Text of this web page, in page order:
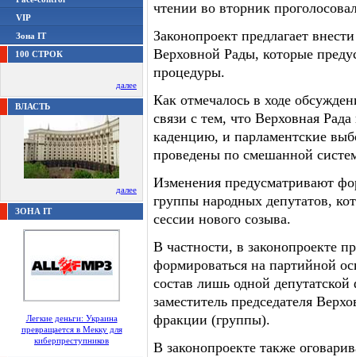
VIP
Зона IT
100 СТРОК
далее
ВЛАСТЬ
далее
ЗОНА IT
Легкие деньги: Украина
превращается в Мекку для
киберпреступников
чтении во вторник
Законопроект предлагает
Верховной Рады, которые
процедуры.
Как отмечалось в ходе
связи с тем, что Верховная
каденцию, и парламентские
проведены по смешанной
Изменения предусматривают
группы народных депутатов,
сессии нового созыва.
В частности, в законопроекте
формироваться на партийной
состав лишь одной
заместитель председателя
фракции (группы).
В законопроекте также